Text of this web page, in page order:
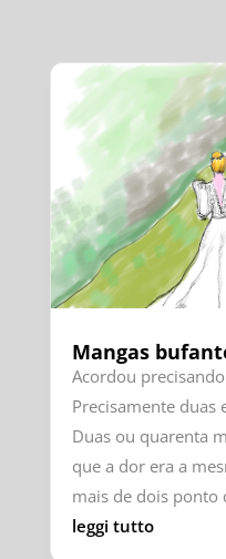
Mangas
Acordou
Precisamente duas
Duas ou quarenta
que a dor era a
mais de dois ponto
leggi tutto